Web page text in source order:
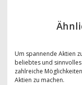
Um spannende Aktien
beliebtes und
zahlreiche
Aktien zu machen.